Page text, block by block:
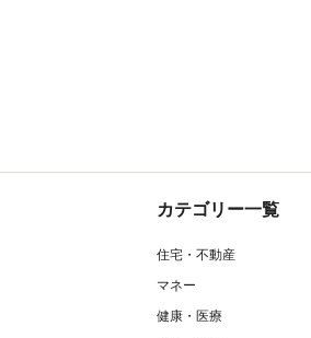
カテゴリー一覧
住宅・不動産
マネー
健康・医療